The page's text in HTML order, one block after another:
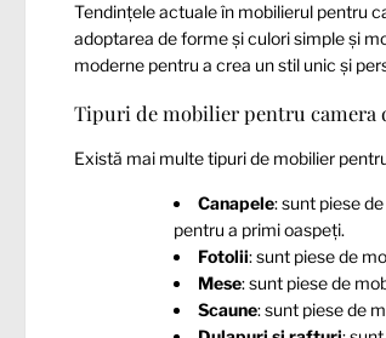
Tendințele actuale în mobilierul pentru
adoptarea de forme și culori simple și
moderne pentru a crea un stil unic și
Tipuri de mobilier pentru camera
Există mai multe tipuri de mobilier
Canapele: sunt piese
pentru a primi oaspeți.
Fotolii: sunt piese de
Mese: sunt piese de
Scaune: sunt piese de